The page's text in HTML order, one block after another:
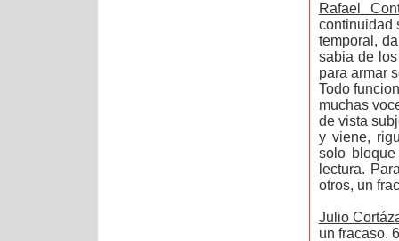
Rafael
continuidad
temporal,
sabia de
para armar
Todo
muchas
de vista
y viene,
solo
lectura.
otros, un
Julio
un fracaso.